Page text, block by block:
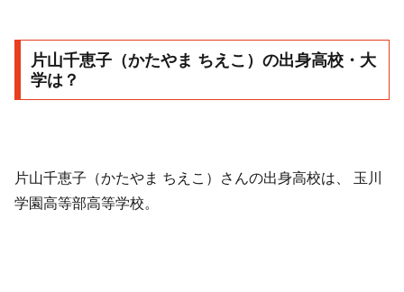
片山千恵子（かたやま ちえこ）の出身高校・大
学は？
片山千恵子（かたやま ちえこ）さんの出身高校は、 玉川
学園高等部高等学校。